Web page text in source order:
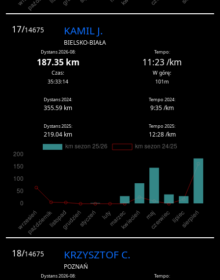
17/14675 KAMIL J.
BIELSKO-BIAŁA
Dystans 2026-08:
187.35 km
Tempo:
11:23 /km
Czas:
35:33:14
W górę:
101m
Dystans 2024:
355.59 km
Tempo 2024:
9:35 /km
Dystans 2025:
219.04 km
Tempo 2025:
12:28 /km
18/14675 KRZYSZTOF C.
POZNAŃ
Dystans 2026-08: Tempo: